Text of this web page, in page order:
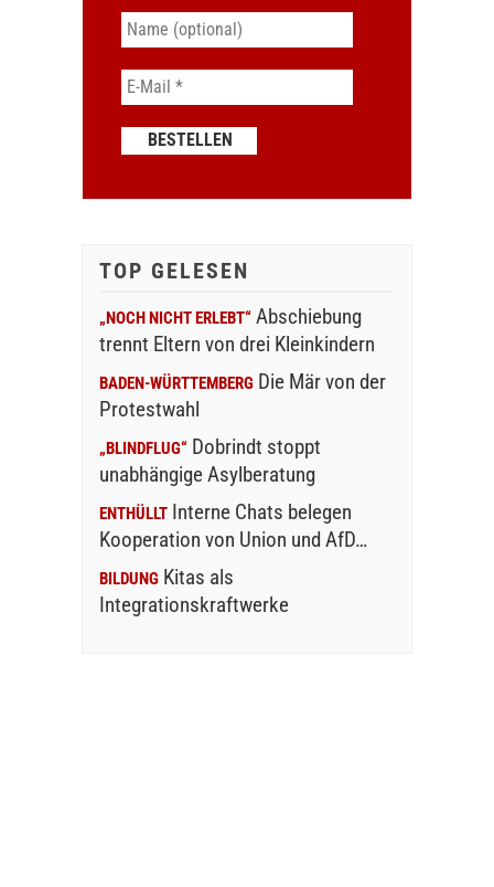
TOP GELESEN
„NOCH NICHT ERLEBT“ Abschiebung
trennt Eltern von drei Kleinkindern
BADEN-WÜRTTEMBERG Die Mär von der
Protestwahl
„BLINDFLUG“ Dobrindt stoppt
unabhängige Asylberatung
ENTHÜLLT Interne Chats belegen
Kooperation von Union und AfD…
BILDUNG Kitas als
Integrationskraftwerke